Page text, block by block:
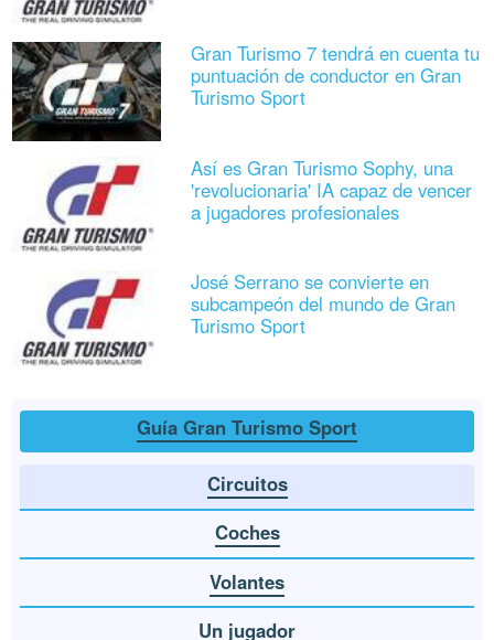
Gran Turismo 7 tendrá en cuenta tu
puntuación de conductor en Gran
Turismo Sport
Así es Gran Turismo Sophy, una
'revolucionaria' IA capaz de vencer
a jugadores profesionales
José Serrano se convierte en
subcampeón del mundo de Gran
Turismo Sport
Guía Gran Turismo Sport
Circuitos
Coches
Volantes
Un jugador